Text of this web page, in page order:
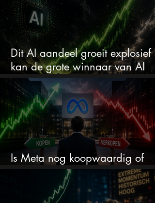
Dit AI aandeel groeit explosief
kan de grote winnaar van AI
worden
Is Meta nog koopwaardig of
wordt het tijd om te verkopen?